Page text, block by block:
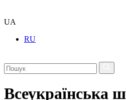
UA
RU
Всеукраїнська